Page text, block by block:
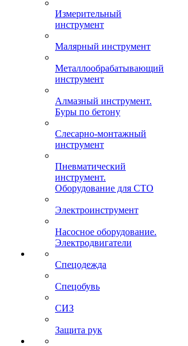
Измерительный
инструмент
Малярный инструмент
Металлообрабатывающий
инструмент
Алмазный инструмент.
Буры по бетону
Слесарно-монтажный
инструмент
Пневматический
инструмент.
Оборудование для СТО
Электроинструмент
Насосное оборудование.
Электродвигатели
Спецодежда
Спецобувь
СИЗ
Защита рук